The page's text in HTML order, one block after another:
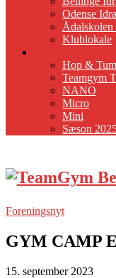
Odense
Klublokale
Hop &
Teamgym
NANO
Micro
Mini
Sæson
Foreningsnyt
GYM CAMP
15. september 2023